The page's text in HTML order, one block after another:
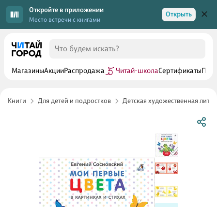
Откройте в приложении
Место встречи с книгами
Открыть
МагазиныАкцииРаспродажа Читай-школаСертификаты
Книги Для детей и подростков Детская художественная